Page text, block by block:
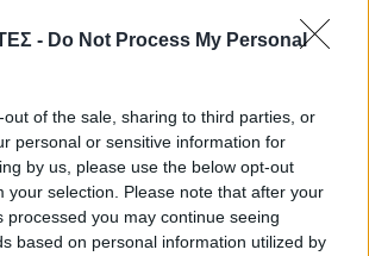
- Do Not Process My Personal
out of the sale, sharing to third parties, or
personal or sensitive information for
by us, please use the below opt-out
your selection. Please note that after your
processed you may continue seeing
based on personal information utilized by